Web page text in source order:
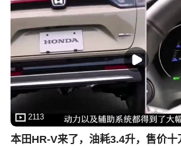
2113
本田HR-V来了，油耗3.4升，售价